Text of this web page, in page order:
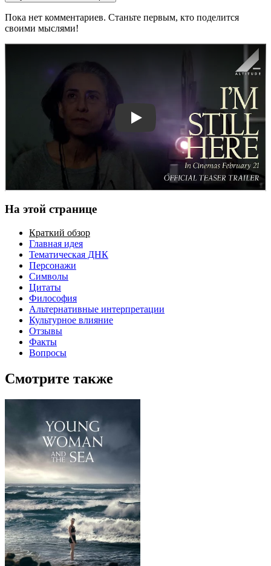
Пока нет комментариев. Станьте первым, кто поделится
своими мыслями!
Смотреть трейлер
На этой странице
Краткий обзор
Главная идея
Тематическая ДНК
Персонажи
Символы
Цитаты
Философия
Альтернативные интерпретации
Культурное влияние
Отзывы
Факты
Вопросы
Смотрите также